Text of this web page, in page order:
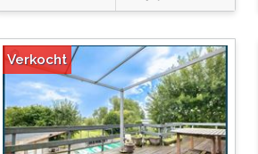
Verkocht